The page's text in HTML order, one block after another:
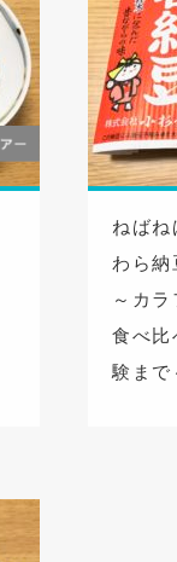
ねばね
わら納
～カ
食べ比
験まで